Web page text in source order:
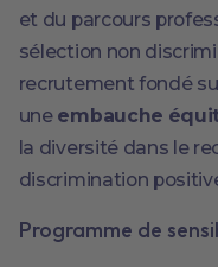
et du parcours
sélection non
recrutement fondé
une embauche
la diversité dans le
discrimination
Programme de